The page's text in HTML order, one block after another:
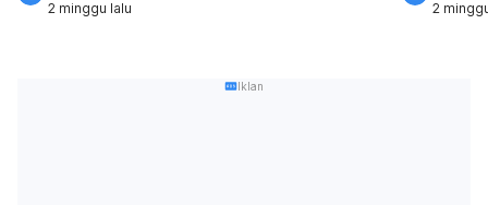
2 minggu lalu
2
Iklan